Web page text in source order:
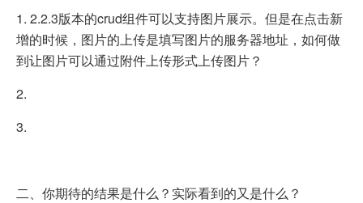
1. 2.2.3版本的crud组件可以支持图片展示。但是在点击新
增的时候，图片的上传是填写图片的服务器地址，如何做
到让图片可以通过附件上传形式上传图片？
2.
3.
二、你期待的结果是什么？实际看到的又是什么？